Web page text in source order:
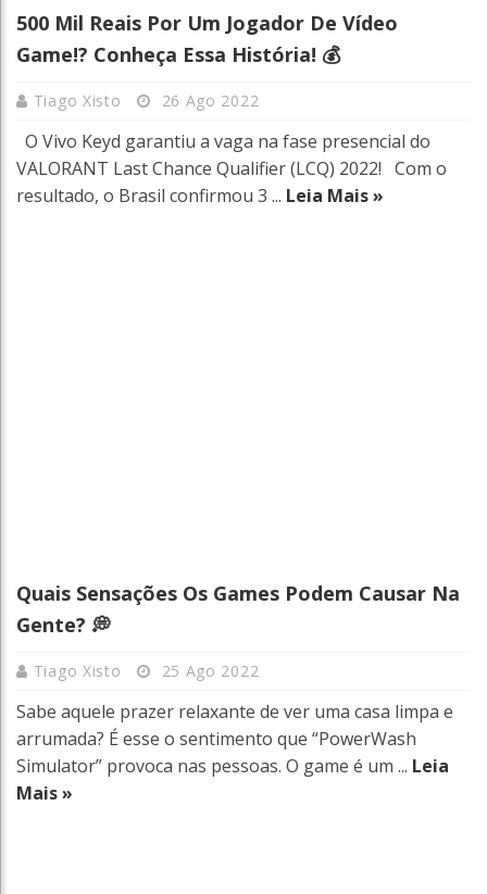
500 Mil Reais Por Um Jogador De Vídeo
Game!? Conheça Essa História! 💰
Tiago Xisto 26 Ago 2022
O Vivo Keyd garantiu a vaga na fase presencial do
VALORANT Last Chance Qualifier (LCQ) 2022! Com o
resultado, o Brasil confirmou 3 ... Leia Mais »
Quais Sensações Os Games Podem Causar Na
Gente? 💭
Tiago Xisto 25 Ago 2022
Sabe aquele prazer relaxante de ver uma casa limpa e
arrumada? É esse o sentimento que “PowerWash
Simulator” provoca nas pessoas. O game é um ... Leia
Mais »